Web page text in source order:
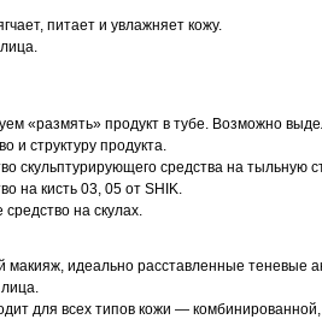
питает и увлажняет кожу.
«размять» продукт в тубе. Возможно
и структуру продукта.
скульптурирующего средства на тыльную
на кисть 03, 05 от SHIK.
на скулах.
макияж, идеально расставленные теневые
для всех типов кожи —